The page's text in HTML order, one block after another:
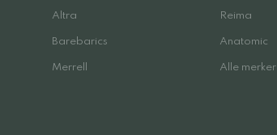
Altra Reima
Barebarics Anatomic
Merrell Alle merker